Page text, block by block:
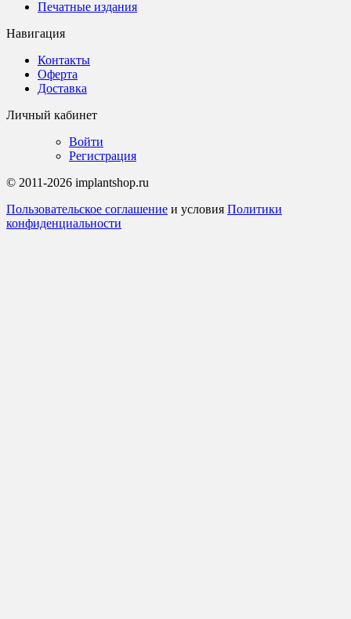
Печатные издания
Навигация
Контакты
Оферта
Доставка
Личный кабинет
Войти
Регистрация
© 2011-2026 implantshop.ru
Пользовательское соглашение и условия Политики
конфиденциальности